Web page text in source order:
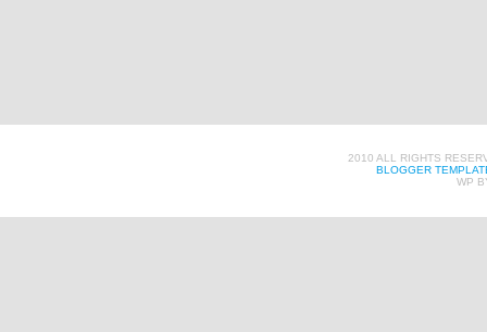
2010 ALL RIGHTS
BLOGGER
WP